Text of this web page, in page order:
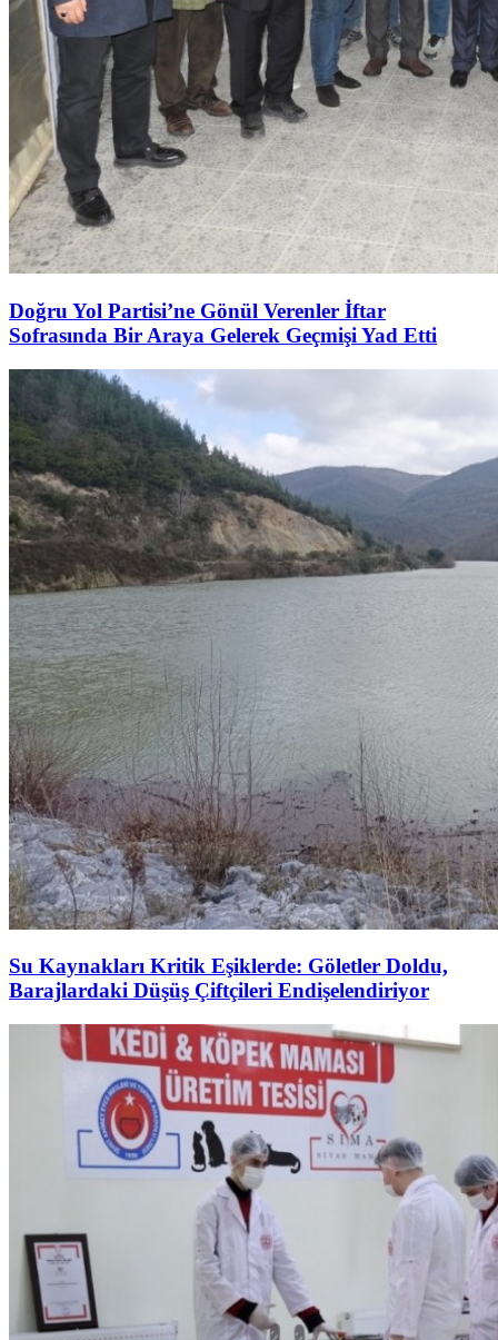
Doğru Yol Partisi’ne Gönül Verenler İftar
Sofrasında Bir Araya Gelerek Geçmişi Yad Etti
Su Kaynakları Kritik Eşiklerde: Göletler Doldu,
Barajlardaki Düşüş Çiftçileri Endişelendiriyor